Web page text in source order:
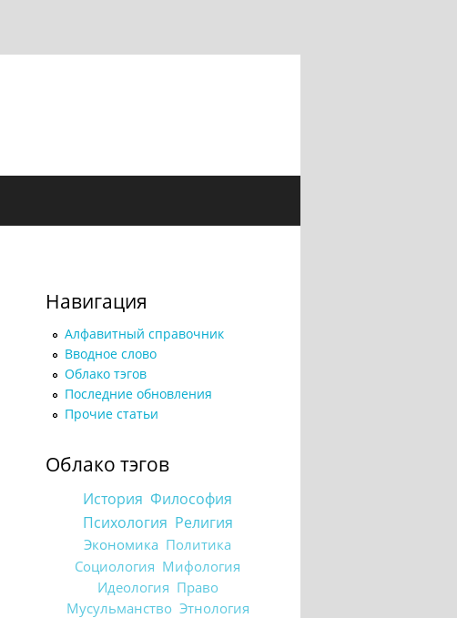
Навигация
Алфавитный справочник
Вводное слово
Облако тэгов
Последние обновления
Прочие статьи
Облако тэгов
История Философия
Психология Религия
Экономика Политика
Социология Мифология
Идеология Право
Мусульманство Этнология